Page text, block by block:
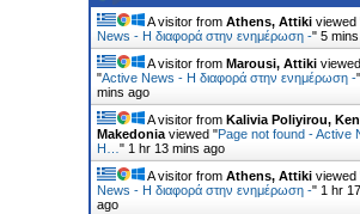
A visitor from Athens, Attiki viewed
News - Η διαφορά στην ενημέρωση -" 5
A visitor from Marousi, Attiki viewed
"Active News - Η διαφορά στην ενημέρωση -"
mins ago
A visitor from Kalivia Poliyirou,
Makedonia viewed "Page not found - Active
Η… " 1 hr 13 mins ago
A visitor from Athens, Attiki viewed
News - Η διαφορά στην ενημέρωση -" 1 hr
ago